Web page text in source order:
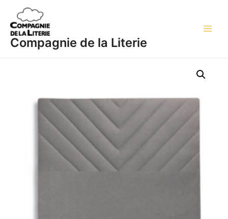
contenu
Compagnie de la Literie